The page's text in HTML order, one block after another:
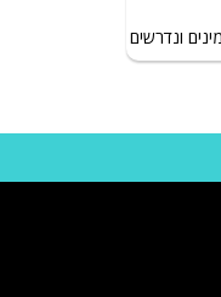
ונדרשים לשמור על רמת